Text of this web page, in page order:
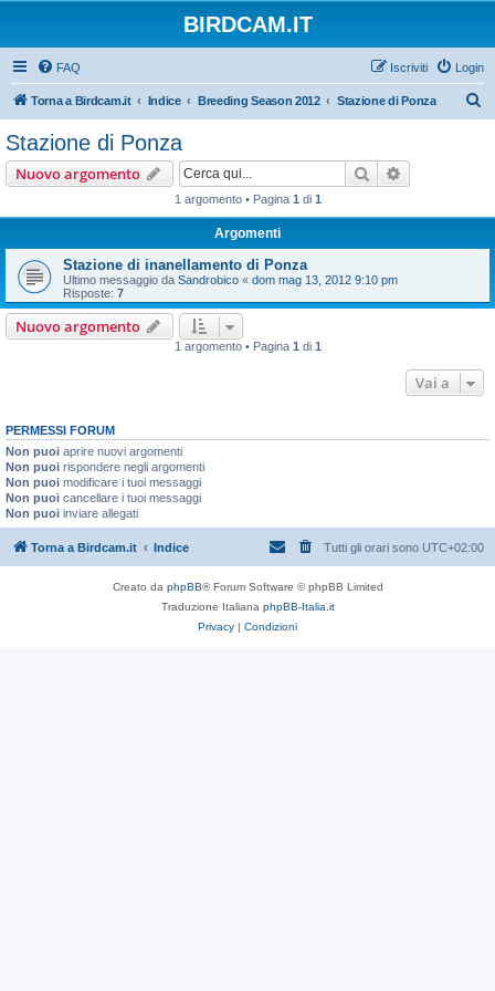
BIRDCAM.IT
FAQ Login
Iscriviti
Torna a Birdcam.it Indice Breeding Season 2012 Stazione di Ponza
Stazione di Ponza
Nuovo argomento Cerca
1 argomento • Pagina 1 di 1
Argomenti
Stazione di inanellamento di Ponza
Ultimo messaggio da Sandrobico « dom mag 13, 2012 9:10 pm
Risposte: 7
Nuovo argomento
1 argomento • Pagina 1 di 1
Vai a
PERMESSI FORUM
Non puoi aprire nuovi argomenti
Non puoi rispondere negli argomenti
Non puoi modificare i tuoi messaggi
Non puoi cancellare i tuoi messaggi
Non puoi inviare allegati
Torna a Birdcam.it Indice Tutti gli orari sono UTC+02:00
Creato da phpBB® Forum Software © phpBB Limited
Traduzione Italiana phpBB-Italia.it
Privacy | Condizioni